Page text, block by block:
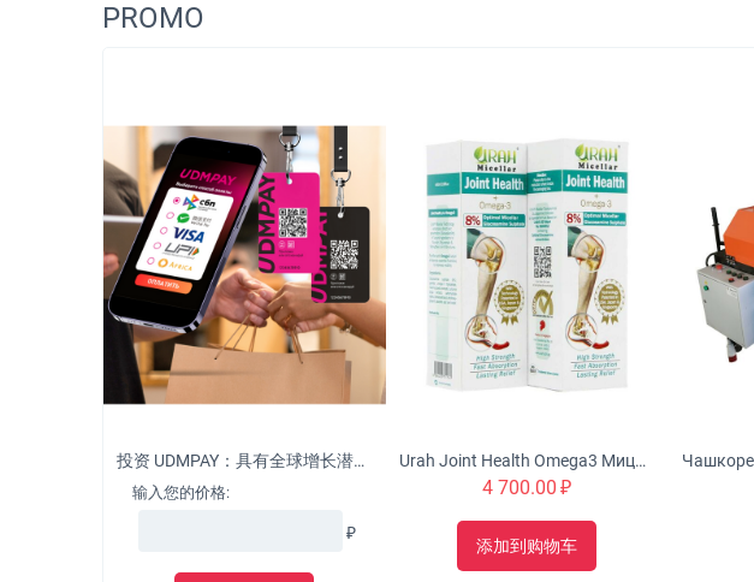
PROMO
投资 UDMPAY：具有全球增长潜力的微型企业的革命性解决方案
输入您的价格:
₽
Urah Joint Health Omega3 Мицеллярный крем с глюкозамином питает, омолаживает и укрепляет суставы
4 700.00 ₽
添加到购物车